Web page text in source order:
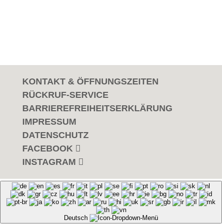
KONTAKT & ÖFFNUNGSZEITEN
RÜCKRUF-SERVICE
BARRIEREFREIHEITSERKLÄRUNG
IMPRESSUM
DATENSCHUTZ
FACEBOOK
INSTAGRAM
Deutsch